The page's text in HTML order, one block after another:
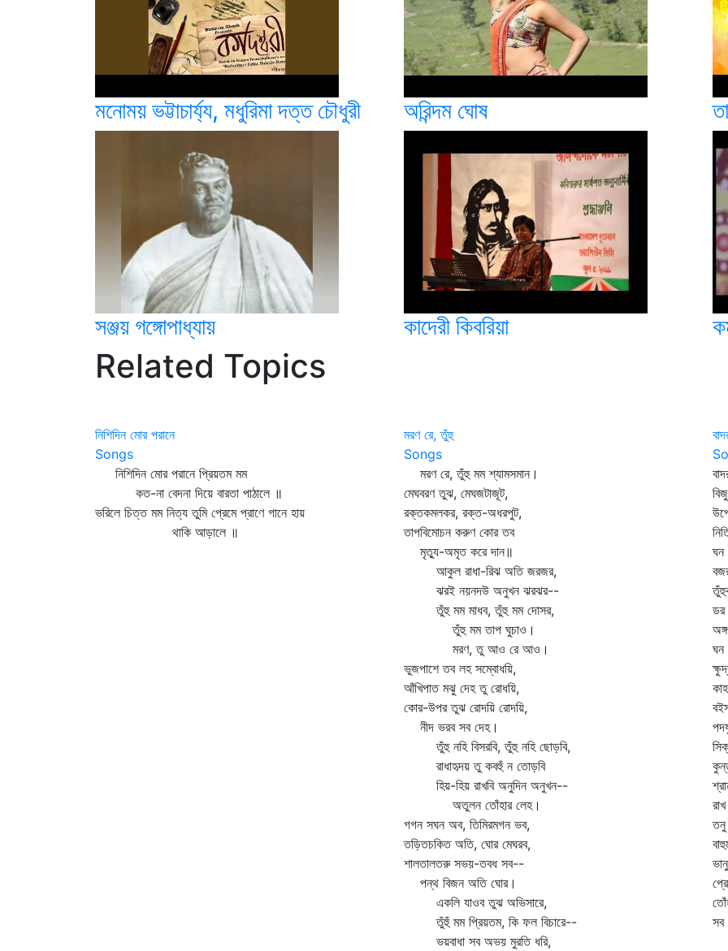
মনোময় ভট্টাচার্য্য, মধুরিমা দত্ত চৌধুরী অরিন্দম ঘোষ
সঞ্জয় গঙ্গোপাধ্যায় কাদেরী কিবরিয়া
Related Topics
নিশিদিন মোর পরানে
Songs
নিশিদিন মোর পরানে প্রিয়তম মম
কত-না বেদনা দিয়ে বারতা পাঠালে ॥
ভরিলে চিত্ত মম নিত্য তুমি প্রেমে প্রাণে গানে হায়
থাকি আড়ালে ॥
মরণ রে, তুঁহু
Songs
মরণ রে, তুঁহু মম শ্যামসমান।
মেঘবরণ তুঝ, মেঘজটাজূট,
রক্তকমলকর, রক্ত-অধরপুট,
তাপবিমোচন করুণ কোর তব
মৃত্যু-অমৃত করে দান॥
আকুল রাধা-রিঝ অতি জরজর,
ঝরই নয়নদউ অনুখন ঝরঝর--
তুঁহু মম মাধব, তুঁহু মম দোসর,
তুঁহু মম তাপ ঘুচাও।
মরণ, তু আও রে আও।
ভুজপাশে তব লহ সম্বোধয়ি,
আঁখিপাত মঝু দেহ তু রোধয়ি,
কোর-উপর তুঝ রোদয়ি রোদয়ি,
নীদ ভরব সব দেহ।
তুঁহু নহি বিসরবি, তুঁহু নহি ছোড়বি,
রাধাহৃদয় তু কবহুঁ ন তোড়বি
হিয়-হিয় রাখবি অনুদিন অনুখন--
অতুলন তোঁহার লেহ।
গগন সঘন অব, তিমিরমগন ভব,
তড়িতচকিত অতি, ঘোর মেঘরব,
শালতালতরু সভয়-তবধ সব--
পন্থ বিজন অতি ঘোর।
একলি যাওব তুঝ অভিসারে,
তুঁহুঁ মম প্রিয়তম, কি ফল বিচারে--
ভয়বাধা সব অভয় মুরতি ধরি,
ঘন
ডর
ঘন
তনু
সব